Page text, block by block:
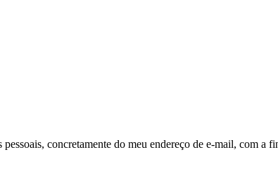
concretamente do meu endereço de e-mail, com